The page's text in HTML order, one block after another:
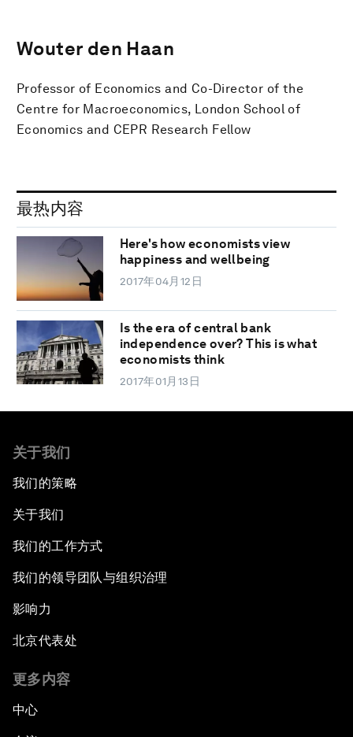
Wouter den Haan
Professor of Economics and Co-Director of the
Centre for Macroeconomics, London School of
Economics and CEPR Research Fellow
最热内容
Here's how economists view
happiness and wellbeing
2017年04月12日
Is the era of central bank
independence over? This is what
economists think
2017年01月13日
关于我们
我们的策略
关于我们
我们的工作方式
我们的领导团队与组织治理
影响力
北京代表处
更多内容
中心